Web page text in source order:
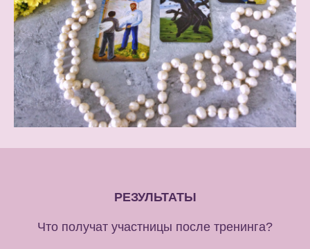
РЕЗУЛЬТАТЫ
Что получат участницы после тренинга?